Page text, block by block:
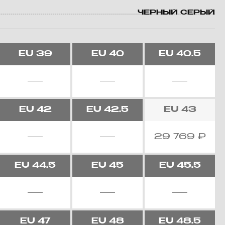
ЧЕРНЫЙ СЕРЫЙ
EU 39 EU 40 EU 40.5
EU 42 EU 42.5 EU 43
29 769 ₽
EU 44.5 EU 45 EU 45.5
EU 47 EU 48 EU 48.5